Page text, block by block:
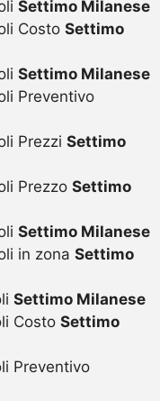
Settimo Milanese
Costo Settimo
Settimo Milanese
Preventivo
Prezzi Settimo
Prezzo Settimo
Settimo Milanese
in zona Settimo
Settimo Milanese
Costo Settimo
Preventivo